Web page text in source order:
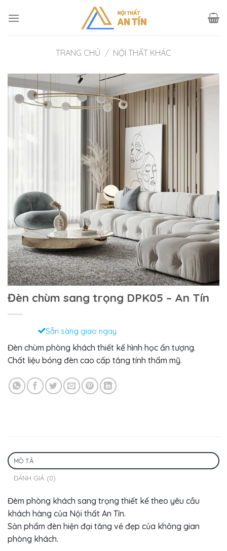
TRANG CHỦ / NỘI THẤT KHÁC
Đèn chùm sang trọng DPK05 – An Tín
Sẵn sàng giao ngay
Đèn chùm phòng khách thiết kế hình học ấn tượng.
Chất liệu bóng đèn cao cấp tăng tính thẩm mỹ.
MÔ TẢ
ĐÁNH GIÁ (0)
Đèm phòng khách sang trọng thiết kế theo yêu cầu
khách hàng của Nội thất An Tín.
Sản phẩm đèn hiện đại tăng vẻ đẹp của không gian
phòng khách.